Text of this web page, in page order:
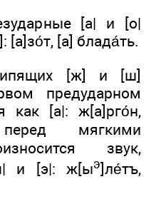
[а| и [о|
[а]зо́т, [а] блада́ть.
[ж] и [ш]
предударном
как [а|: ж[а]рго́н,
мягкими
звук,
и [э|: ж[ыэ]ле́тъ,